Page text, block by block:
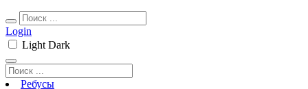
Login
Light Dark
Ребусы